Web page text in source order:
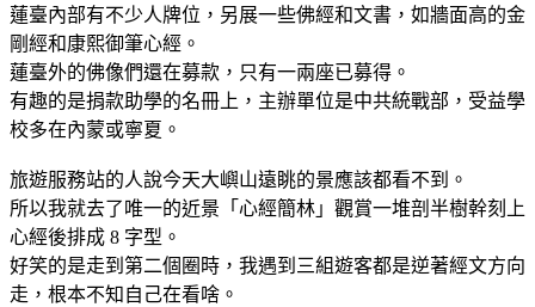
蓮臺內部有不少人牌位，另展一些佛經和文書，如牆面高的金
剛經和康熙御筆心經。
蓮臺外的佛像們還在募款，只有一兩座已募得。
有趣的是捐款助學的名冊上，主辦單位是中共統戰部，受益學
校多在內蒙或寧夏。
旅遊服務站的人說今天大嶼山遠眺的景應該都看不到。
所以我就去了唯一的近景「心經簡林」觀賞一堆剖半樹幹刻上
心經後排成 8 字型。
好笑的是走到第二個圈時，我遇到三組遊客都是逆著經文方向
走，根本不知自己在看啥。